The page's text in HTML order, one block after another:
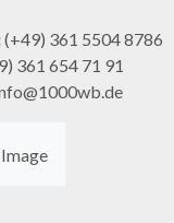
(+49) 361 5504 8786
361 654 71 91